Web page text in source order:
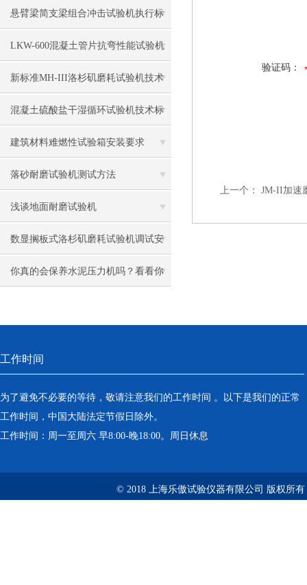
悬臂梁简支梁组合冲击试验机执行标
准
LKW-600混凝土管片抗弯性能试验机
抗弯抗剪强度使用方法
新标准MH-III洛杉矶磨耗试验机技术
参数及使用方法5月1号实施
混凝土硫酸盐干湿循环试验机技术标
准功能
建筑材料难燃性试验箱安装要求
落砂耐磨试验机测试方法
浅谈地面耐磨试验机
数显搁板式洛杉矶磨耗试验机调试安
装
你真的会保养水泥压力机吗？看看你
验证码：
上一个： JM-II加速
工作时间
为了避免不必要的等待，敬请注意我们的工作时间 。以下是我们的正常
工作时间，中国大陆法定节假日除外。
工作时间：周一至周六 早8:00-晚18:00。周日休息
© 2018 上海乐傲试验仪器有限公司 版权所